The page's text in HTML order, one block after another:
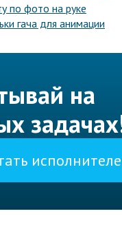
по фото на руке
гача для анимации
на